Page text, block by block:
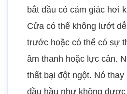
bắt đầu có cảm giác hơi
Cửa có thể không lướt
trước hoặc có thể có sự
âm thanh hoặc lực cản.
thất bại đột ngột. Nó
đầu hầu như không được